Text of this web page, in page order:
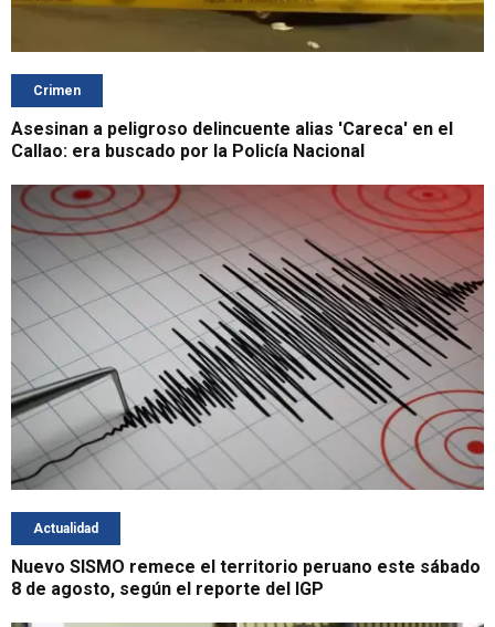
Crimen
Asesinan a peligroso delincuente alias 'Careca' en el
Callao: era buscado por la Policía Nacional
Actualidad
Nuevo SISMO remece el territorio peruano este sábado
8 de agosto, según el reporte del IGP